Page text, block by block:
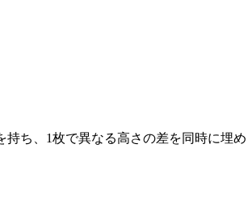
持ち、1枚で異なる高さの差を同時に埋